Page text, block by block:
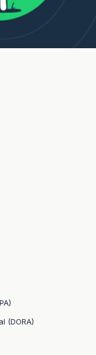
(DORA)